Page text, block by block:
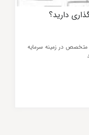
دارید؟
متخصص در زمینه سرمایه